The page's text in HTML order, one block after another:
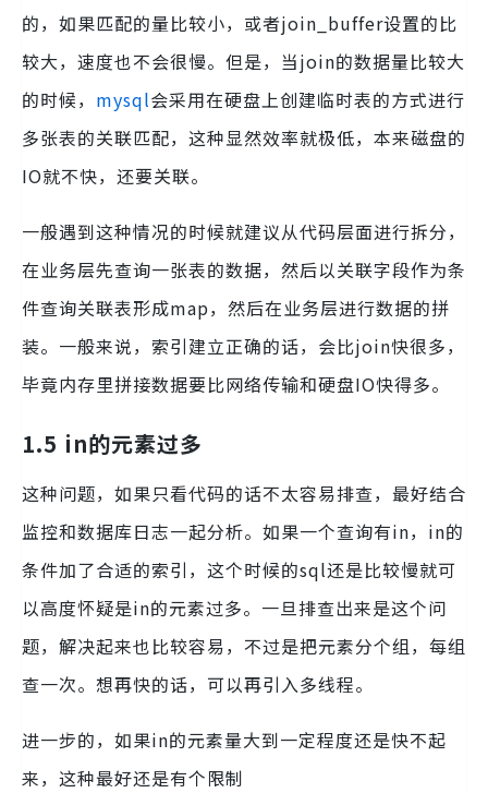
的，如果匹配的量比较小，或者join_buffer设置的比
较大，速度也不会很慢。但是，当join的数据量比较大
的时候， mysql会采用在硬盘上创建临时表的方式进行
多张表的关联匹配，这种显然效率就极低，本来磁盘的
IO就不快，还要关联。
一般遇到这种情况的时候就建议从代码层面进行拆分，
在业务层先查询一张表的数据，然后以关联字段作为条
件查询关联表形成map，然后在业务层进行数据的拼
装。一般来说，索引建立正确的话，会比join快很多，
毕竟内存里拼接数据要比网络传输和硬盘IO快得多。
1.5 in的元素过多
这种问题，如果只看代码的话不太容易排查，最好结合
监控和数据库日志一起分析。如果一个查询有in，in的
条件加了合适的索引，这个时候的sql还是比较慢就可
以高度怀疑是in的元素过多。一旦排查出来是这个问
题，解决起来也比较容易，不过是把元素分个组，每组
查一次。想再快的话，可以再引入多线程。
进一步的，如果in的元素量大到一定程度还是快不起
来，这种最好还是有个限制